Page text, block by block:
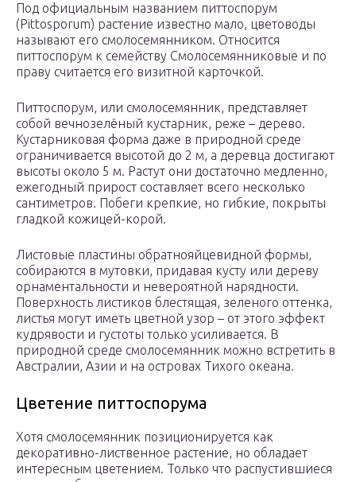
Под официальным названием питтоспорум
(Pittosporum) растение известно мало, цветоводы
называют его смолосемянником. Относится
питтоспорум к семейству Смолосемянниковые и по
праву считается его визитной карточкой.
Питтоспорум, или смолосемянник, представляет
собой вечнозелёный кустарник, реже – дерево.
Кустарниковая форма даже в природной среде
ограничивается высотой до 2 м, а деревца достигают
высоты около 5 м. Растут они достаточно медленно,
ежегодный прирост составляет всего несколько
сантиметров. Побеги крепкие, но гибкие, покрыты
гладкой кожицей-корой.
Листовые пластины обратнояйцевидной формы,
собираются в мутовки, придавая кусту или дереву
орнаментальности и невероятной нарядности.
Поверхность листиков блестящая, зеленого оттенка,
листья могут иметь цветной узор – от этого эффект
кудрявости и густоты только усиливается. В
природной среде смолосемянник можно встретить в
Австралии, Азии и на островах Тихого океана.
Цветение питтоспорума
Хотя смолосемянник позиционируется как
декоративно-лиственное растение, но обладает
интересным цветением. Только что распустившиеся